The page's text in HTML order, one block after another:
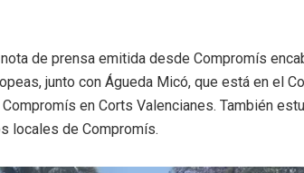
de prensa emitida desde Compromís
junto con Águeda Micó, que está en el
en Corts Valencianes. También
locales de Compromís.